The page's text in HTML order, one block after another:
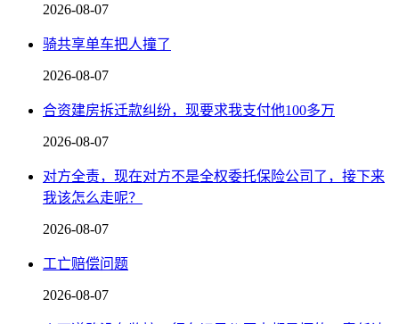
2026-08-07
骑共享单车把人撞了
2026-08-07
合资建房拆迁款纠纷，现要求我支付他100多万
2026-08-07
对方全责，现在对方不是全权委托保险公司了，接下来
我该怎么走呢？
2026-08-07
工亡赔偿问题
2026-08-07